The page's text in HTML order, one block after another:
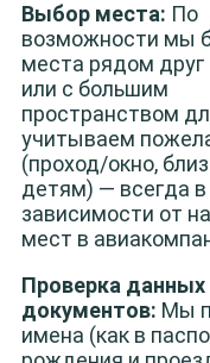
Выбор места: По
возможности мы
места рядом друг
или с большим
пространством
учитываем
(проход/окно,
детям) — всегда в
зависимости от
мест в
Проверка данных
документов: Мы
имена (как в